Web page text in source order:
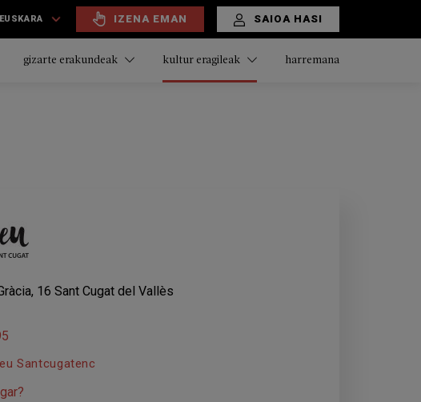
EUSKARA IZENA EMAN SAIOA HASI
gizarte erakundeak kultur eragileak harremana
16 Sant Cugat del Vallès
Santcugatenc